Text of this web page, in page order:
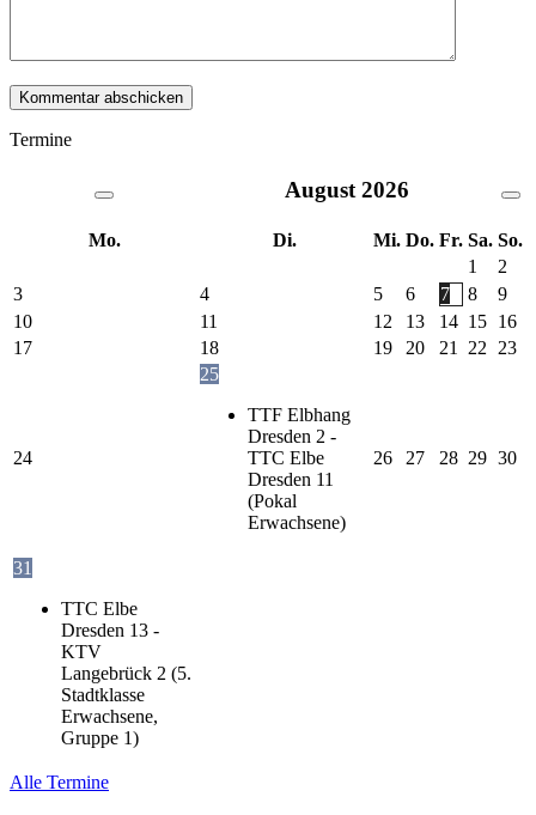
Termine
August 2026
Mo. Di. Mi. Do. Fr. Sa. So.
1
2
3
4 5 6 7 8
9
10
11 12 13 14 15 16
17
18 19 20 21 22 23
24
25
TTF Elbhang
Dresden 2 -
TTC Elbe
Dresden 11
(Pokal
Erwachsene)
26 27 28 29 30
31
TTC Elbe
Dresden 13 -
KTV
Langebrück 2 (5.
Stadtklasse
Erwachsene,
Gruppe 1)
Alle Termine